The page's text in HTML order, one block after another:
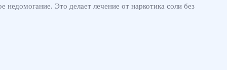
Это делает лечение от наркотика соли без